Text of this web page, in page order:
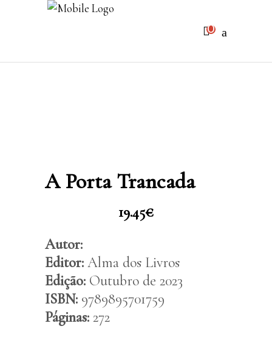
0
A Porta Trancada
19.45€
Autor:
Editor: Alma dos Livros
Edição: Outubro de 2023
ISBN: 9789895701759
Páginas: 272